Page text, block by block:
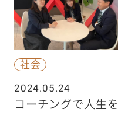
社会
2024.05.24
コーチングで人生を